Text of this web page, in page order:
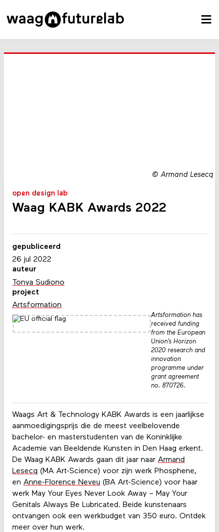
©Armand Lesecq
open design lab
Waag KABK Awards 2022
Waags Art & Technology KABK Awards is een jaarlijkse
aanmoedigingsprijs die de meest veelbelovende
bachelor- en masterstudenten van de Koninklijke
Academie van Beeldende Kunsten in Den Haag erkent.
De Waag KABK Awards gaan dit jaar naar Armand
Lesecq (MA Art-Science) voor zijn werk Phosphene,
en Anne-Florence Neveu (BA Art-Science) voor haar
werk May Your Eyes Never Look Away – May Your
Genitals Always Be Lubricated. Beide kunstenaars
ontvangen ook een werkbudget van 350 euro. Ontdek
meer over hun werk.
gepubliceerd
26 jul 2022
auteur
Tonya Sudiono
project
Artsformation
Artsformation has
received funding
from the European
Union’s Horizon
2020 research and
innovation
programme under
grant agreement
no. 870726.